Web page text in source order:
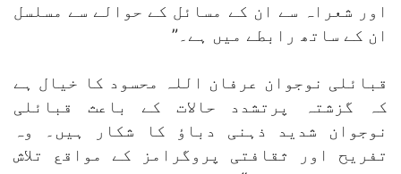
اور شعراہ سے ان کے مسائل کے حوالے سے مسلسل
ان کے ساتھ رابطے میں ہے۔”
قبائلی نوجوان عرفان اللہ محسود کا خیال ہے
کہ گزشتہ پرتشدد حالات کے باعث قبائلی
نوجوان شدید ذہنی دباؤ کا شکار ہیں۔ وہ
تفریح اور ثقافتی پروگرامز کے مواقع تلاش